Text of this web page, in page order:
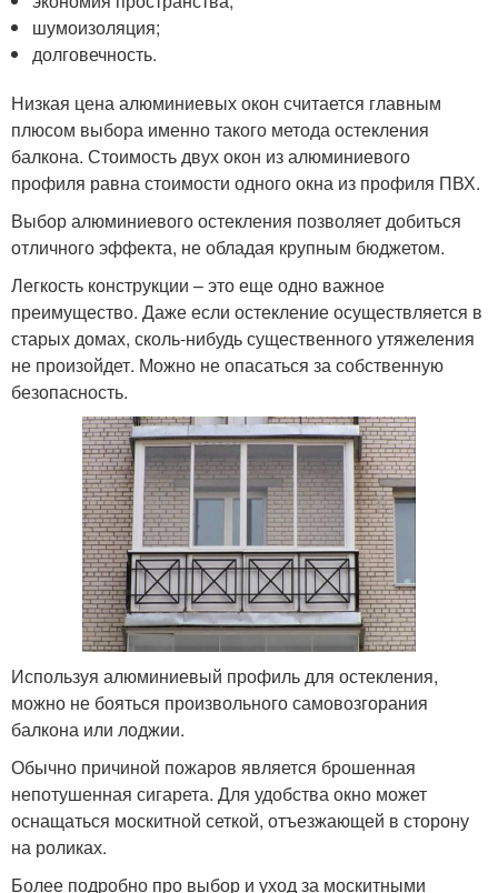
шумоизоляция;
долговечность.
Низкая цена алюминиевых окон считается главным
плюсом выбора именно такого метода остекления
балкона. Стоимость двух окон из алюминиевого
профиля равна стоимости одного окна из профиля ПВХ.
Выбор алюминиевого остекления позволяет добиться
отличного эффекта, не обладая крупным бюджетом.
Легкость конструкции – это еще одно важное
преимущество. Даже если остекление осуществляется в
старых домах, сколь-нибудь существенного утяжеления
не произойдет. Можно не опасаться за собственную
безопасность.
Используя алюминиевый профиль для остекления,
можно не бояться произвольного самовозгорания
балкона или лоджии.
Обычно причиной пожаров является брошенная
непотушенная сигарета. Для удобства окно может
оснащаться москитной сеткой, отъезжающей в сторону
на роликах.
Более подробно про выбор и уход за москитными